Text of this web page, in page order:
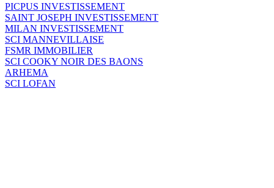
PICPUS INVESTISSEMENT
SAINT JOSEPH INVESTISSEMENT
MILAN INVESTISSEMENT
SCI MANNEVILLAISE
FSMR IMMOBILIER
SCI COOKY NOIR DES BAONS
ARHEMA
SCI LOFAN